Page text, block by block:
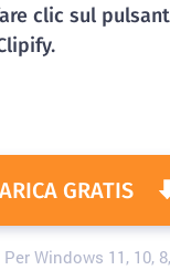
clic sul
GRATIS
Per Windows 11, 10,